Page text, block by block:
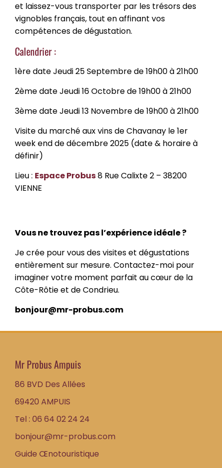
et laissez-vous transporter par les trésors des
vignobles français, tout en affinant vos
compétences de dégustation.
Calendrier :
1ère date Jeudi 25 Septembre de 19h00 à 21h00
2ème date Jeudi 16 Octobre de 19h00 à 21h00
3ème date Jeudi 13 Novembre de 19h00 à 21h00
Visite du marché aux vins de Chavanay le 1er
week end de décembre 2025 (date & horaire à
définir)
Lieu : Espace Probus8 Rue Calixte 2 – 38200
VIENNE
Vous ne trouvez pas l’expérience idéale ?
Je crée pour vous des visites et dégustations
entièrement sur mesure. Contactez-moi pour
imaginer votre moment parfait au cœur de la
Côte-Rôtie et de Condrieu.
bonjour@mr-probus.com
Mr Probus Ampuis
86 BVD Des Allées
69420 AMPUIS
Tel : 06 64 02 24 24
bonjour@mr-probus.com
Guide Œnotouristique